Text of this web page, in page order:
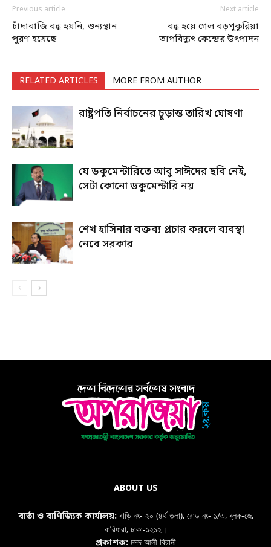
Previous article
চাঁদাবাজি বন্ধ হয়নি, শুন্যস্থান
পুরণ হয়েছে
Next article
বন্ধ হয়ে গেল বড়পুকুরিয়া
তাপবিদ্যুৎ কেন্দ্রের উৎপাদন
RELATED ARTICLES MORE FROM AUTHOR
রাষ্ট্রপতি নির্বাচনের চূড়ান্ত তারিখ ঘোষণা
যে ডকুমেন্টারিতে আবু সাঈদের ছবি নেই,
সেটা কোনো ডকুমেন্টারি নয়
শেখ হাসিনার বক্তব্য প্রচার করলে ব্যবস্থা
নেবে সরকার
ABOUT US
বার্তা ও বাণিজ্যিক কার্যালয়: বাড়ি নং- ২০ (৪র্থ তলা), রোড নং- ১/এ, ব্লক-জে,
বারিধারা, ঢাকা-১২১২।
প্রকাশক:মদদ আলী বিরানী